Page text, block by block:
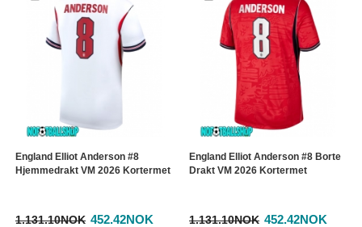
England Elliot Anderson #8
Hjemmedrakt VM 2026 Kortermet
1.131.10NOK 452.42NOK
England Elliot Anderson #8 Borte
Drakt VM 2026 Kortermet
1.131.10NOK 452.42NOK